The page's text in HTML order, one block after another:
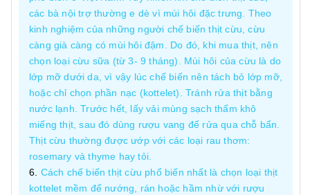
các bà nội trợ thường e dè vì mùi hôi đặc trưng. Theo
kinh nghiệm của những người chế biến thịt cừu, cừu
càng già càng có mùi hôi đậm. Do đó, khi mua thịt, nên
chọn loại cừu sữa (từ 3- 9 tháng). Mùi hôi của cừu là do
lớp mỡ dưới da, vì vậy lúc chế biến nên tách bỏ lớp mỡ,
hoặc chỉ chọn phần nạc (kottelet). Tránh rửa thịt bằng
nước lạnh. Trước hết, lấy vải mùng sạch thấm khô
miếng thịt, sau đó dùng rượu vang để rửa qua chỗ bẩn.
Thịt cừu thường được ướp với các loại rau thơm:
rosemary và thyme hay tỏi.
Cách chế biến thịt cừu phổ biến nhất là chọn loại thịt
kottelet mềm để nướng, rán hoặc hầm nhừ với rượu